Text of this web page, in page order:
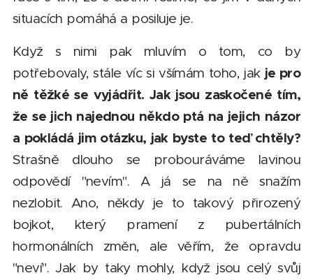
situacích pomáhá a posiluje je.
Když s nimi pak mluvím o tom, co by
potřebovaly, stále víc si všímám toho, jak je pro
ně těžké se vyjádřit. Jak jsou zaskočené tím,
že se jich najednou někdo ptá na jejich názor
a pokládá jim otázku, jak byste to teď chtěly?
Strašně dlouho se probouráváme lavinou
odpovědí "nevím". A já se na ně snažím
nezlobit. Ano, někdy je to takový přirozený
bojkot, který pramení z pubertálních
hormonálních změn, ale věřím, že opravdu
"neví". Jak by taky mohly, když jsou celý svůj